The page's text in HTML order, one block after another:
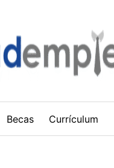
Becas Currículum